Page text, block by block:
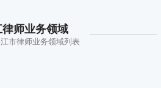
律师业务领域
市律师业务领域列表